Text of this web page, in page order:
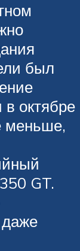
был
октябре
меньше,
GT.